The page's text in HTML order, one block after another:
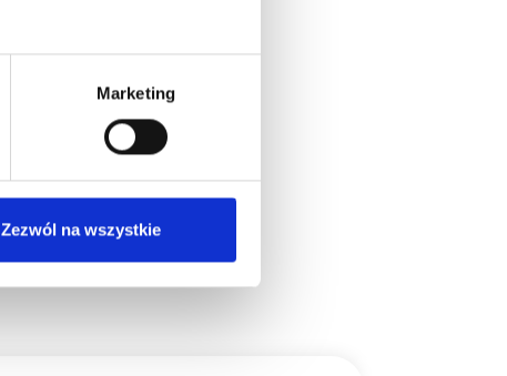
Marketing
Zezwól na wszystkie